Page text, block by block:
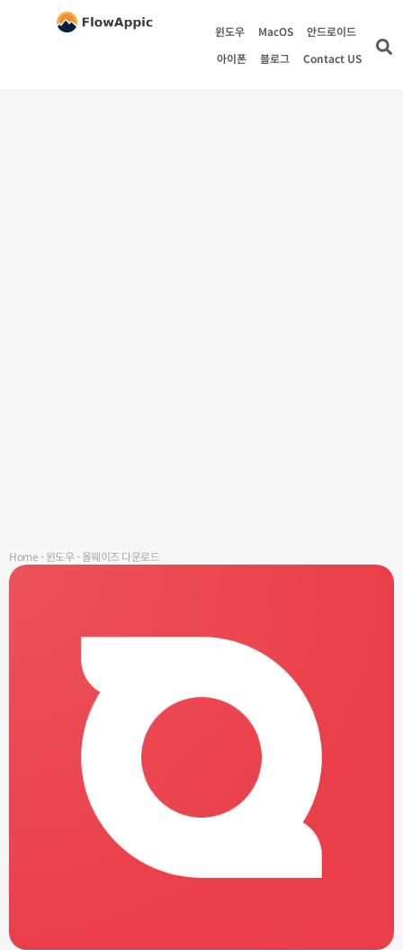
윈도우 MacOS
안드로이드
아이폰
블로그 Contact US
Home-윈도우-올웨이즈 다운로드